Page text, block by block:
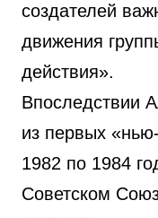
создателей
движения
действия».
Впоследствии
из первых
1982 по 1984
Советском